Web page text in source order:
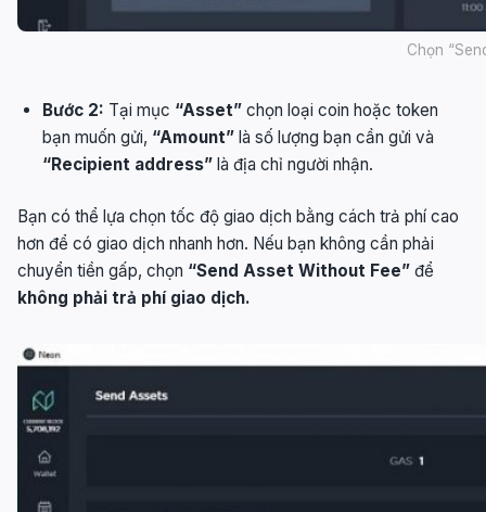
Chọn
Bước 2: Tại mục “Asset” chọn loại coin hoặc token
bạn muốn gửi, “Amount” là số lượng bạn cần gửi và
“Recipient address”là địa chỉ người nhận.
Bạn có thể lựa chọn tốc độ giao dịch bằng cách trả phí cao
hơn để có giao dịch nhanh hơn. Nếu bạn không cần phải
chuyển tiền gấp, chọn “Send Asset Without Fee” để
không phải trả phí giao dịch.